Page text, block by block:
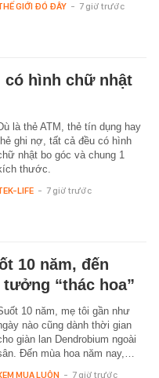
GIỚI ĐÓ ĐÂY - 7 giờ trước
có hình chữ nhật
là thẻ ATM, thẻ tín dụng hay
ghi nợ, tất cả đều có hình
nhật bo góc và chung 1
thước.
LIFE - 7 giờ trước
10 năm, đến
“thác hoa”
10 năm, mẹ tôi gần như
nào cũng dành thời gian
giàn lan Dendrobium ngoài
Đến mùa hoa năm nay,…
MUA LUÔN - 7 giờ trước